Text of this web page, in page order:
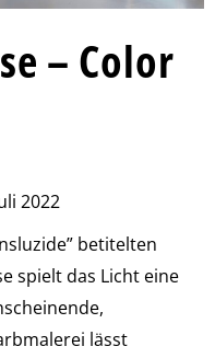
– Color
2022
betitelten
spielt das Licht eine
lässt